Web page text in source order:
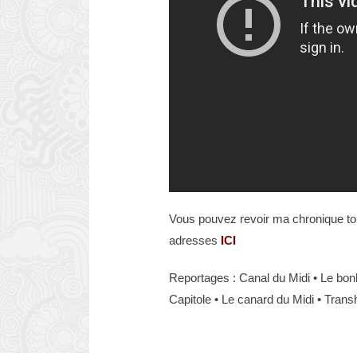
Vous pouvez revoir ma chronique
adresses ICI
Reportages : Canal du Midi • Le
Capitole • Le canard du Midi •